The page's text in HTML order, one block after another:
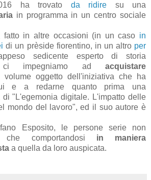
ha trovato da ridire su una
in programma in un centro sociale
fatto in altre occasioni (in un caso in
di un prèside fiorentino, in un altro per
sedicente esperto di storia
ci impegniamo ad acquistare
volume oggetto dell'iniziativa che ha
e a redarne quanto prima una
di "L'egemonia digitale. L'impatto delle
mondo del lavoro", ed il suo autore è
Esposito, le persone serie non
che comportandosi in maniera
a quella da loro auspicata.